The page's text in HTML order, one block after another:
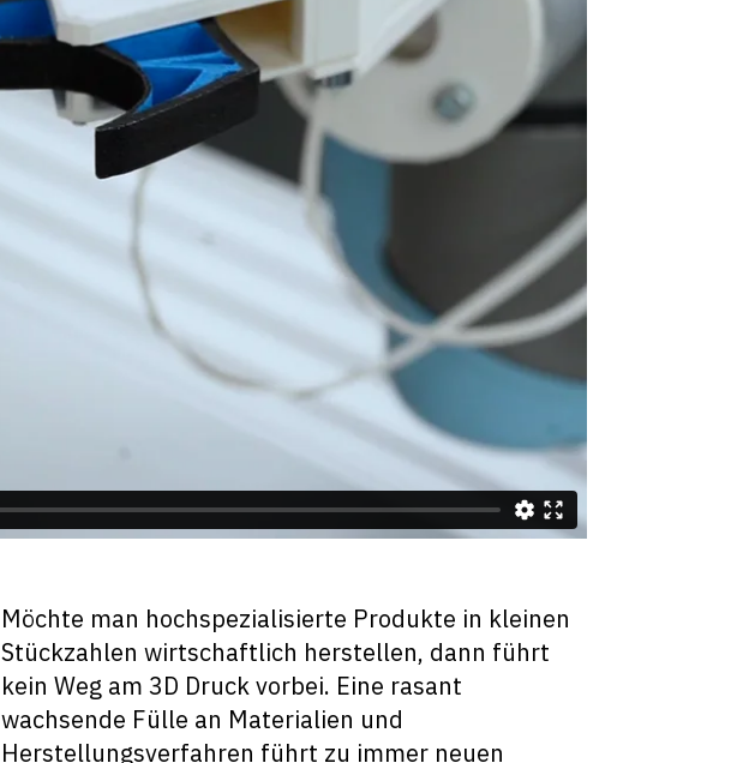
Möchte man hochspezialisierte Produkte in kleinen
Stückzahlen wirtschaftlich herstellen, dann führt
kein Weg am 3D Druck vorbei. Eine rasant
wachsende Fülle an Materialien und
Herstellungsverfahren führt zu immer neuen